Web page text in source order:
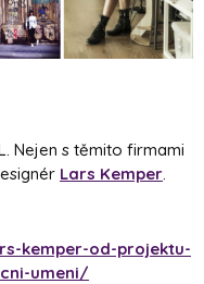
Nejen s těmito firmami
Lars Kemper
kemper-od-projektu-
umeni/